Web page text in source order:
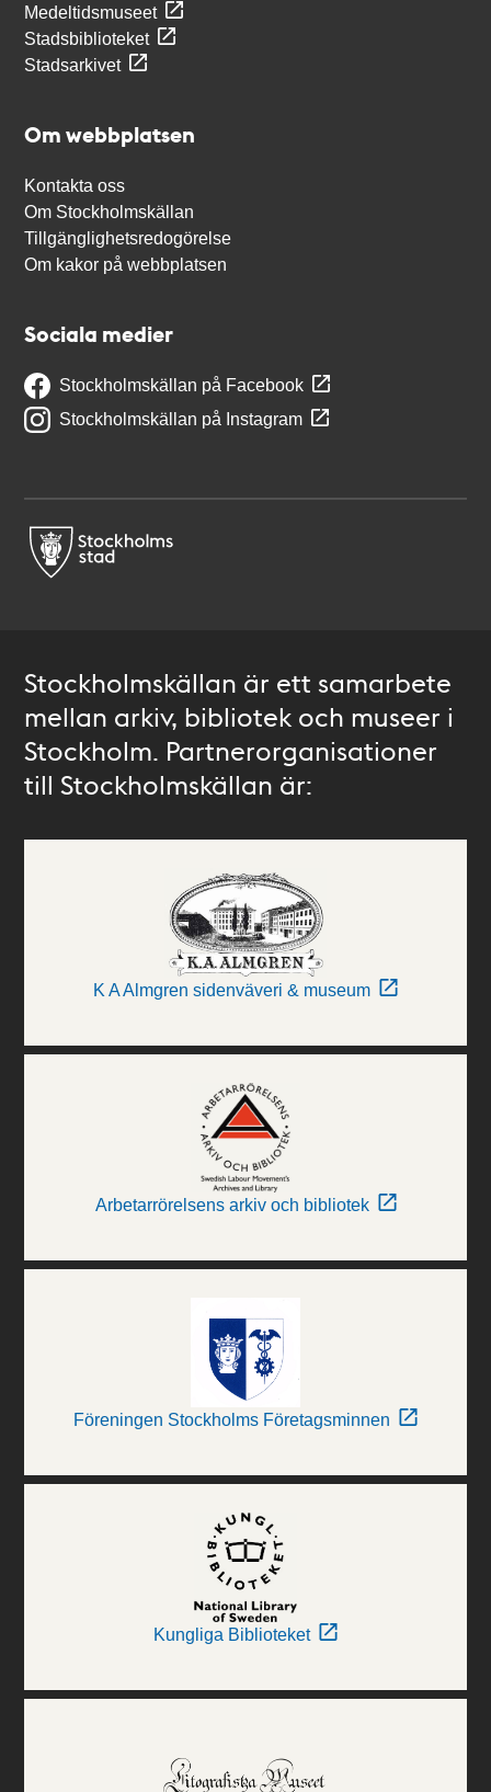
Medeltidsmuseet
Stadsbiblioteket
Stadsarkivet
Om webbplatsen
Kontakta oss
Om Stockholmskällan
Tillgänglighetsredogörelse
Om kakor på webbplatsen
Sociala medier
Stockholmskällan på Facebook
Stockholmskällan på Instagram
Stockholmskällan är ett samarbete
mellan arkiv, bibliotek och museer i
Stockholm. Partnerorganisationer
till Stockholmskällan är:
K A Almgren sidenväveri & museum
Arbetarrörelsens arkiv och bibliotek
Föreningen Stockholms Företagsminnen
Kungliga Biblioteket